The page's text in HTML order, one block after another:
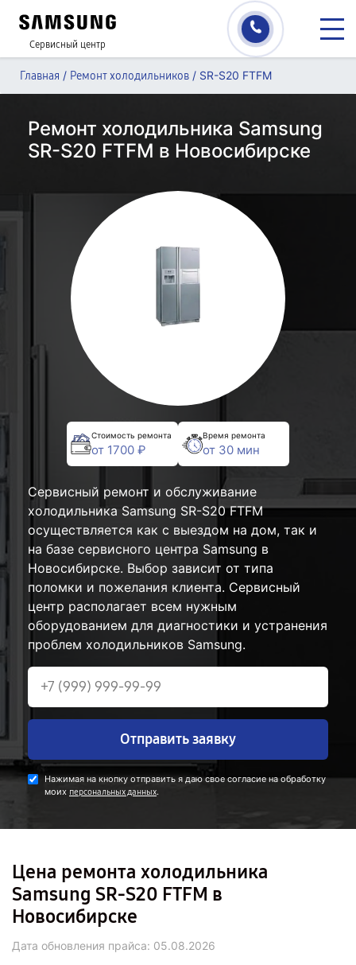
Сервисный центр
Главная / Ремонт холодильников / SR-S20 FTFM
Ремонт холодильника Samsung
SR-S20 FTFM в Новосибирске
Стоимость ремонта
от 1700 ₽
Время ремонта
от 30 мин
Сервисный ремонт и обслуживание
холодильника Samsung SR-S20 FTFM
осуществляется как с выездом на дом, так и
на базе сервисного центра Samsung в
Новосибирске. Выбор зависит от типа
поломки и пожелания клиента. Сервисный
центр располагает всем нужным
оборудованием для диагностики и устранения
проблем холодильников Samsung.
Отправить заявку
Нажимая на кнопку отправить я даю свое согласие на обработку
моих персональных данных.
Цена ремонта холодильника
Samsung SR-S20 FTFM в
Новосибирске
Дата обновления прайса: 05.08.2026